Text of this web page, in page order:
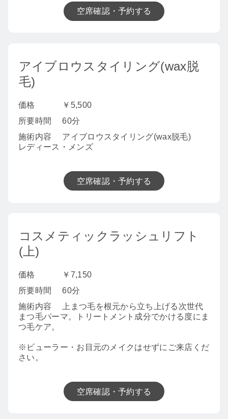
空席確認・予約する
アイブロウスタイリング(wax脱
毛)
価格
￥5,500
所要時間
60分
施術内容
アイブロウスタイリング(wax脱毛)
レディース・メンズ
空席確認・予約する
コスメティックラッシュリフト
(上)
価格
￥7,150
所要時間
60分
施術内容
上まつ毛を根元から立ち上げる次世代
まつ毛パーマ。トリートメント成分でかける度にま
つ毛ケア。
※ビューラー・お目元のメイクはせずにご来店くだ
さい。
空席確認・予約する